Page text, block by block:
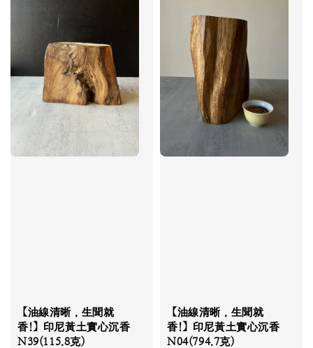
【油線清晰，生聞就
香!】印尼黃土實心沉香
N39(115.8克)
【油線清晰，生聞就
香!】印尼黃土實心沉香
N04(794.7克)